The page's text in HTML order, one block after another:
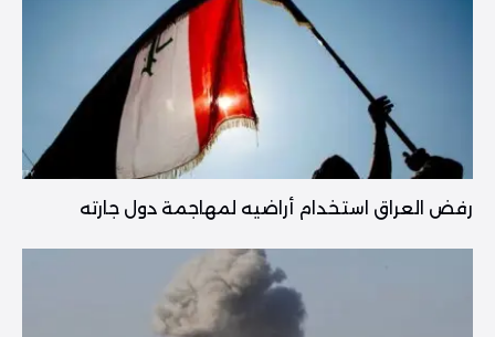
رفض العراق استخدام أراضيه لمهاجمة دول جارته